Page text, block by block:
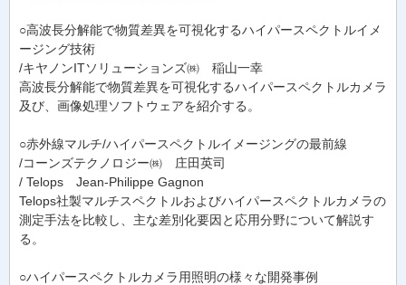
○高波長分解能で物質差異を可視化するハイパースペクトルイメ
ージング技術
/キヤノンITソリューションズ㈱ 稲山一幸
高波長分解能で物質差異を可視化するハイパースペクトルカメラ
及び、画像処理ソフトウェアを紹介する。
○赤外線マルチ/ハイパースペクトルイメージングの最前線
/コーンズテクノロジー㈱ 庄田英司
/ Telops Jean-Philippe Gagnon
Telops社製マルチスペクトルおよびハイパースペクトルカメラの
測定手法を比較し、主な差別化要因と応用分野について解説す
る。
○ハイパースペクトルカメラ用照明の様々な開発事例